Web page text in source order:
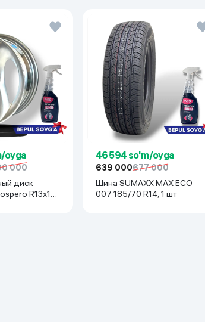
oyga
000
диск
R13x114
46 594 so'm/oyga
639 000677 000
Шина SUMAXX MAX ECO
007 185/70 R14, 1 шт